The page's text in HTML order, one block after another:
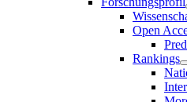
Open
Rankings